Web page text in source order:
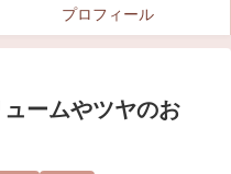
プロフィール
ームやツヤのお